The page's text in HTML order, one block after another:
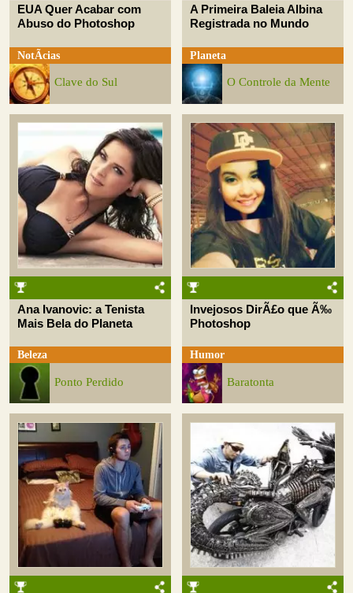
EUA Quer Acabar com
Abuso do Photoshop
NotÃ­cias
Clave do Sul
A Primeira Baleia Albina
Registrada no Mundo
Planeta
O Controle da Mente
Ana Ivanovic: a Tenista
Mais Bela do Planeta
Beleza
Ponto Perdido
Invejosos DirÃ£o que Ã‰
Photoshop
Humor
Baratonta